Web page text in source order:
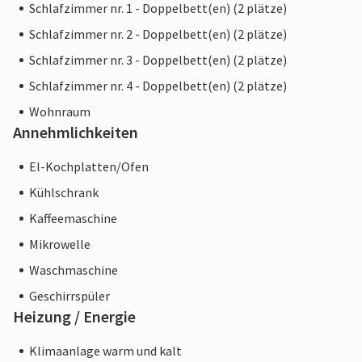
Schlafzimmer nr. 1 - Doppelbett(en) (2 plätze)
Schlafzimmer nr. 2 - Doppelbett(en) (2 plätze)
Schlafzimmer nr. 3 - Doppelbett(en) (2 plätze)
Schlafzimmer nr. 4 - Doppelbett(en) (2 plätze)
Wohnraum
Annehmlichkeiten
El-Kochplatten/Ofen
Kühlschrank
Kaffeemaschine
Mikrowelle
Waschmaschine
Geschirrspüler
Heizung / Energie
Klimaanlage warm und kalt